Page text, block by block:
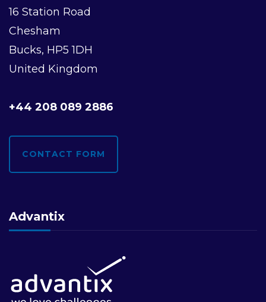
16 Station Road
Chesham
Bucks, HP5 1DH
United Kingdom
+44 208 089 2886
CONTACT FORM
Advantix